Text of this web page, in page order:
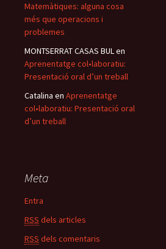
Matemàtiques: alguna cosa
més que operacions i
problemes
MONTSERRAT CASAS BULen
Aprenentatge col•laboratiu:
Presentació oral d’un treball
Catalina en Aprenentatge
col•laboratiu: Presentació oral
d’un treball
Meta
Entra
RSS dels articles
RSS dels comentaris